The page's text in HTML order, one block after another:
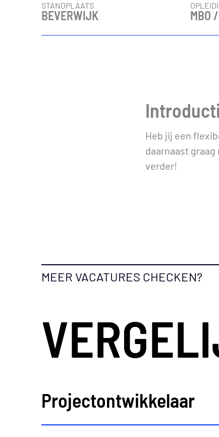
STANDPLAATS
BEVERWIJK MBO
Heb jij een
daarnaast
verder!
verduurzaming
zich
MEER VACATURES CHECKEN?
Projectontwikkelaar